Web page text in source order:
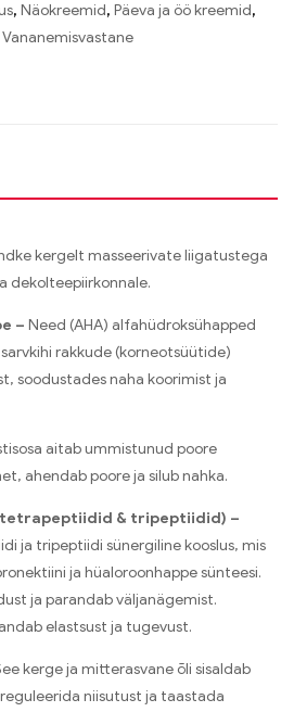
, Näokreemid, Päeva ja öö kreemid,
Vananemisvastane
kergelt masseerivate liigatustega
dekolteepiirkonnale.
– Need (AHA) alfahüdroksühapped
rakkude (korneotsüütide)
soodustades naha koorimist ja
aitab ummistunud poore
ahendab poore ja silub nahka.
& tripeptiidid) –
ja tripeptiidi sünergiline kooslus, mis
ja hüaloroonhappe sünteesi.
ja parandab väljanägemist.
elastsust ja tugevust.
kerge ja mitterasvane õli sisaldab
niisutust ja taastada